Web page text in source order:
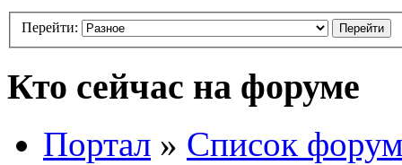
Перейти:
Кто сейчас на форуме
Портал » Список